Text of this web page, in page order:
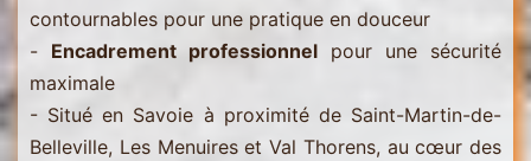
contournables pour une pratique en douceur
- Encadrement professionnel pour une sécurité
maximale
- Situé en Savoie à proximité de Saint-Martin-de-
Belleville, Les Menuires et Val Thorens, au cœur des